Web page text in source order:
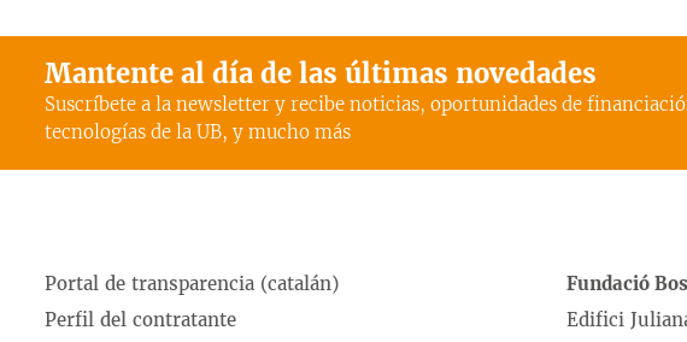
Mantente al día de las últimas novedades
Suscríbete a la newsletter y recibe noticias, oportunidades de
tecnologías de la UB, y mucho más
Portal de transparencia (catalán)
Perfil del contratante
Fundació
Edifici